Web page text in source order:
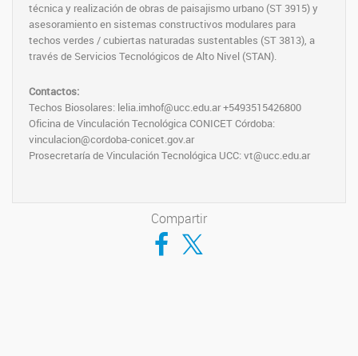
técnica y realización de obras de paisajismo urbano (ST 3915) y
asesoramiento en sistemas constructivos modulares para
techos verdes / cubiertas naturadas sustentables (ST 3813), a
través de Servicios Tecnológicos de Alto Nivel (STAN).
Contactos:
Techos Biosolares: lelia.imhof@ucc.edu.ar +5493515426800
Oficina de Vinculación Tecnológica CONICET Córdoba:
vinculacion@cordoba-conicet.gov.ar
Prosecretaría de Vinculación Tecnológica UCC: vt@ucc.edu.ar
Compartir
Compartir en Facebook
Compartir en Twitter